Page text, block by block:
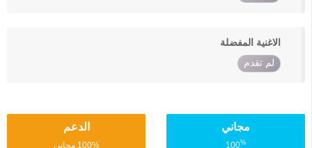
الاغنية المفضلة
لم تقدم
مجاني
100%
الدعم
100% مجاني